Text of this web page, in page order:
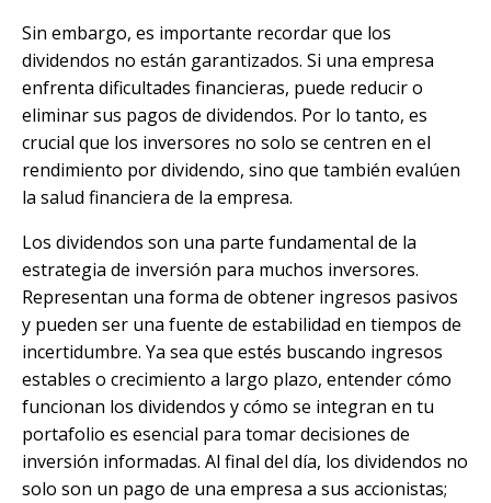
Sin embargo, es importante recordar que los
dividendos no están garantizados. Si una empresa
enfrenta dificultades financieras, puede reducir o
eliminar sus pagos de dividendos. Por lo tanto, es
crucial que los inversores no solo se centren en el
rendimiento por dividendo, sino que también evalúen
la salud financiera de la empresa.
Los dividendos son una parte fundamental de la
estrategia de inversión para muchos inversores.
Representan una forma de obtener ingresos pasivos
y pueden ser una fuente de estabilidad en tiempos de
incertidumbre. Ya sea que estés buscando ingresos
estables o crecimiento a largo plazo, entender cómo
funcionan los dividendos y cómo se integran en tu
portafolio es esencial para tomar decisiones de
inversión informadas. Al final del día, los dividendos no
solo son un pago de una empresa a sus accionistas;